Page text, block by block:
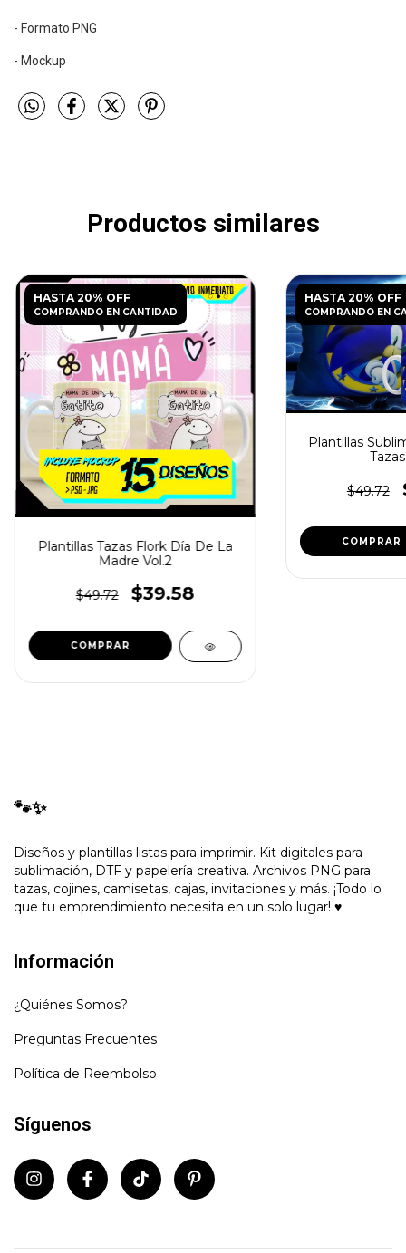
- Formato PNG
- Mockup
Productos similares
HASTA 20% OFF
COMPRANDO EN CANTIDAD
Plantillas Tazas Flork Día De La
Madre Vol.2
$49.72 $39.58
HASTA 20% OFF
COMPRANDO EN
Plantillas
$49.72
🐾✨
Diseños y plantillas listas para imprimir. Kit digitales para
sublimación, DTF y papelería creativa. Archivos PNG para
tazas, cojines, camisetas, cajas, invitaciones y más. ¡Todo lo
que tu emprendimiento necesita en un solo lugar! ♥
Información
¿Quiénes Somos?
Preguntas Frecuentes
Política de Reembolso
Síguenos